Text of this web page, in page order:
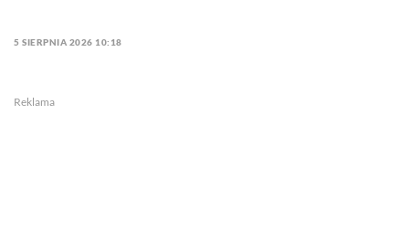
5 SIERPNIA 2026 10:18
Reklama